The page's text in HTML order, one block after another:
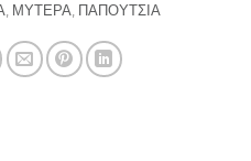
ΜΥΤΕΡΑ ΠΑΠΟΥΤΣΙΑ